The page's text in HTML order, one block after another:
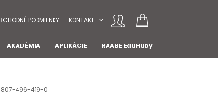
PODMIENKY KONTAKT
AKADÉMIA APLIKÁCIE RAABE EduHuby
807-496-419-0